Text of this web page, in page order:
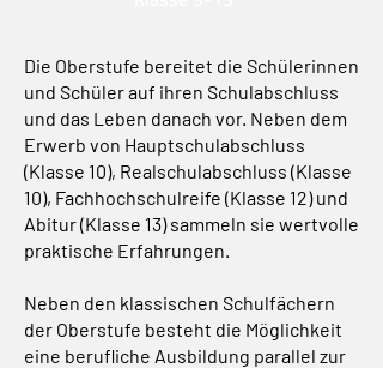
Die Oberstufe bereitet die Schülerinnen
und Schüler auf ihren Schulabschluss
und das Leben danach vor. Neben dem
Erwerb von Hauptschulabschluss
(Klasse 10), Realschulabschluss (Klasse
10), Fachhochschulreife (Klasse 12) und
Abitur (Klasse 13) sammeln sie wertvolle
praktische Erfahrungen.
Neben den klassischen Schulfächern
der Oberstufe besteht die Möglichkeit
eine berufliche Ausbildung parallel zur